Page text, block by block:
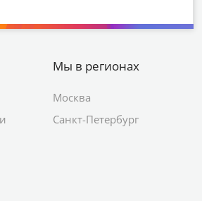
Мы в регионах
Москва
Санкт-Петербург